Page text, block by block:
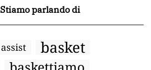
Stiamo parlando di
assist basket